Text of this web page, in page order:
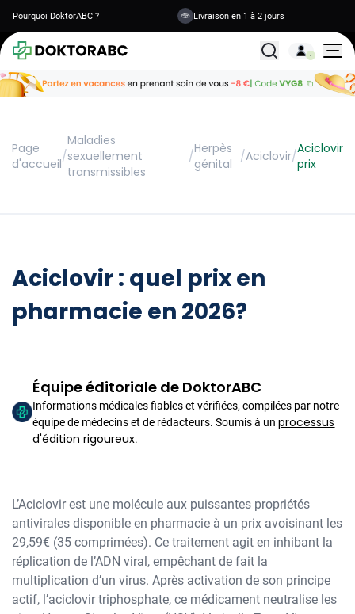
Pourquoi DoktorABC ? Livraison en 1 à 2 jours
Tous les
Page
d'accueil/
Maladies
sexuellement
transmissibles
/Herpès
génital /Aciclovir/Aciclovir
prix
Aciclovir : quel prix en
pharmacie en 2026?
Équipe éditoriale de DoktorABC
Informations médicales fiables et vérifiées, compilées par notre
équipe de médecins et de rédacteurs. Soumis à unprocessus
d'édition rigoureux.
L’Aciclovir est une molécule aux puissantes propriétés
antivirales disponible en pharmacie à un prix avoisinant les
29,59€ (35 comprimées). Ce traitement agit en inhibant la
réplication de l’ADN viral, empêchant de fait la
multiplication d’un virus. Après activation de son principe
actif, l’aciclovir triphosphate, ce médicament neutralise les